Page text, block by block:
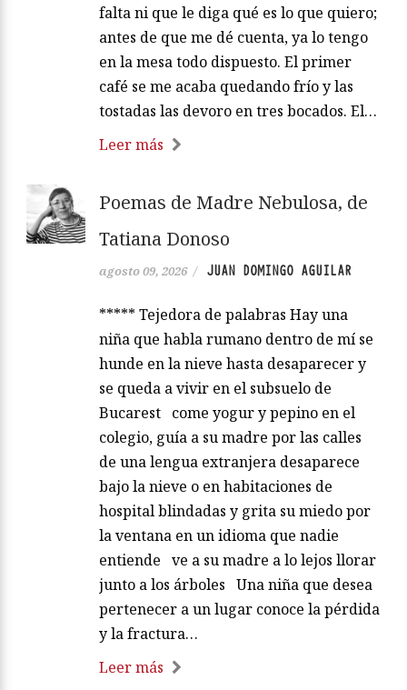
falta ni que le diga qué es lo que quiero;
antes de que me dé cuenta, ya lo tengo
en la mesa todo dispuesto. El primer
café se me acaba quedando frío y las
tostadas las devoro en tres bocados. El…
Leer más
Poemas de Madre Nebulosa, de
Tatiana Donoso
agosto 09, 2026 / JUAN DOMINGO AGUILAR
***** Tejedora de palabras Hay una
niña que habla rumano dentro de mí se
hunde en la nieve hasta desaparecer y
se queda a vivir en el subsuelo de
Bucarest come yogur y pepino en el
colegio, guía a su madre por las calles
de una lengua extranjera desaparece
bajo la nieve o en habitaciones de
hospital blindadas y grita su miedo por
la ventana en un idioma que nadie
entiende ve a su madre a lo lejos llorar
junto a los árboles Una niña que desea
pertenecer a un lugar conoce la pérdida
y la fractura…
Leer más